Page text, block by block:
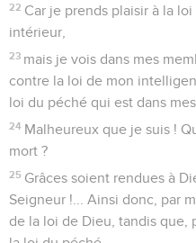
22 Car je prends plaisir à la
intérieur,
23 mais je vois dans mes
contre la loi de mon
loi du péché qui est dans
24 Malheureux que je suis !
mort ?
25 Grâces soient rendues à
Seigneur !... Ainsi donc, par
de la loi de Dieu, tandis que,